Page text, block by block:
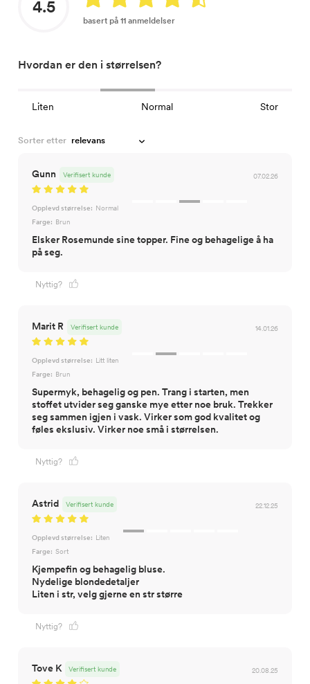
4.5
basert på 11 anmeldelser
Hvordan er den i størrelsen?
Liten Normal Stor
Sorter etter
Gunn 07.02.26
Verifisert kunde
Opplevd størrelse: Normal
Farge: Brun
Elsker Rosemunde sine topper. Fine og behagelige å ha
på seg.
Nyttig?
Marit R 14.01.26
Verifisert kunde
Opplevd størrelse: Litt liten
Farge: Brun
Supermyk, behagelig og pen. Trang i starten, men
stoffet utvider seg ganske mye etter noe bruk. Trekker
seg sammen igjen i vask. Virker som god kvalitet og
føles ekslusiv. Virker noe små i størrelsen.
Nyttig?
Astrid 22.12.25
Verifisert kunde
Opplevd størrelse: Liten
Farge: Sort
Kjempefin og behagelig bluse.
Nydelige blondedetaljer
Liten i str, velg gjerne en str større
Nyttig?
Tove K 20.08.25
Verifisert kunde